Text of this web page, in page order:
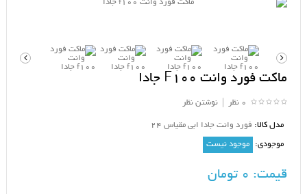
ماکت فورد وانت F100 جادا
0 نظر نوشتن نظر
مدل کالا: فورد وانت جادا ابی مقیاس 24
موجودی: موجود نیست
قیمت: